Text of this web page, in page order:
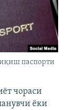
паспорти
чораси
ёки